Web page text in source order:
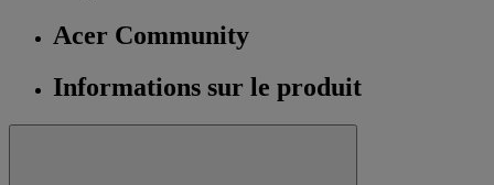
Acer Community
Informations sur le produit